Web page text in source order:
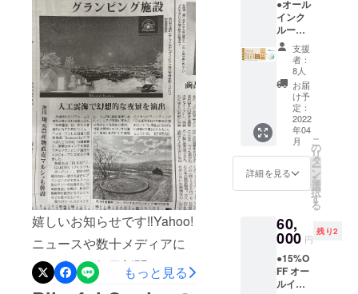
も取材の依頼が絶えず、産
経新聞にも本日掲載され、2
度目のYahoo!ニュースにも
掲載されました。
https://news.yahoo.co.jp/artic
les/b3e3bc8a7eb93ca8e84f
178ca7ddd69d77bdafdc15
%割引のチケットが残りわ
ずかとなっておりますの
で、ご来店をお考えの方
は、お早めにご購入くださ
い。グランドオープン後、
皆様にお会いできることを
嬉しいお知らせです‼︎Yahoo!
ニュースや数十メディアに
引き続き、毎日新聞にも掲
載していただきました！問
もっと見る
メール
◆グラ
ンド
オープ
ン後に
ご宿泊
いただ
ける
「リ
ゾート
宿泊」
割引
クーポ
ンで
場され
る方全
員分の
宿泊料
から割
引いた
●オール
インク
ルーシ
ブ付き
【ドー
ムホテ
ル型グ
ランピ
ングリ
ゾート
１泊２
日宿泊
券（親
子チ
ケッ
ト）
オリジ
ナルモ
バイル
バッテ
リー ●
感謝の
支援
者：
8人
お届
け予
定：
2022
年04
月
詳細を見る
こ
の
リ
タ
ー
ン
を
選
択
す
る
60,
000 円
残り2
●15%O
FF オー
ルイン